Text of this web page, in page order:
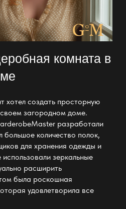
комната в
хотел создать просторную
загородном доме.
разработали
большое количество полок,
для хранения одежды и
зеркальные
расширить
была роскошная
удовлетворила все